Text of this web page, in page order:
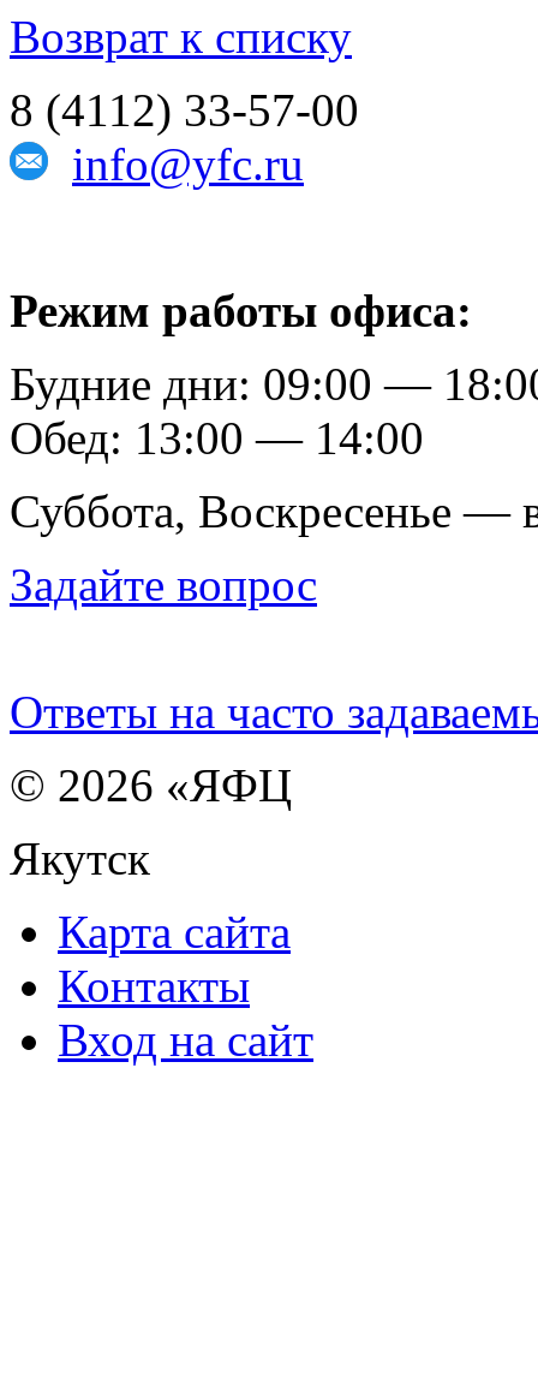
Возврат к списку
8 (4112) 33-57-00
info@yfc.ru
Режим работы офиса:
Будние дни: 09:00 —
Обед: 13:00 — 14:00
Суббота, Воскресенье —
Задайте вопрос
Ответы на часто
© 2026 «ЯФЦ
Якутск
Карта сайта
Контакты
Вход на сайт